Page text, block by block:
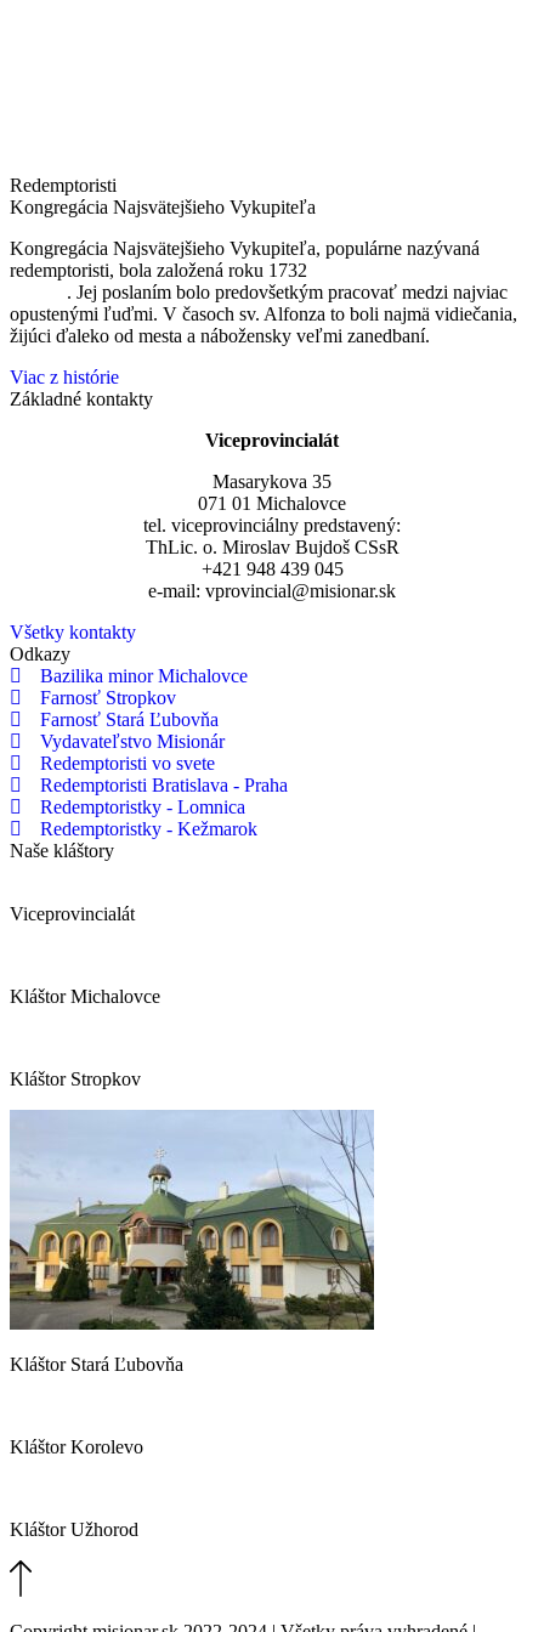
Redemptoristi
Kongregácia Najsvätejšieho Vykupiteľa
Kongregácia Najsvätejšieho Vykupiteľa, populárne nazývaná
redemptoristi, bola založená roku 1732
. Jej poslaním bolo predovšetkým pracovať medzi najviac
opustenými ľuďmi. V časoch sv. Alfonza to boli najmä vidiečania,
žijúci ďaleko od mesta a nábožensky veľmi zanedbaní.
Viac z histórie
Základné kontakty
Viceprovincialát
Masarykova 35
071 01 Michalovce
tel. viceprovinciálny predstavený:
ThLic. o. Miroslav Bujdoš CSsR
+421 948 439 045
e-mail: vprovincial@misionar.sk
Všetky kontakty
Odkazy
Bazilika minor Michalovce
Farnosť Stropkov
Farnosť Stará Ľubovňa
Vydavateľstvo Misionár
Redemptoristi vo svete
Redemptoristi Bratislava - Praha
Redemptoristky - Lomnica
Redemptoristky - Kežmarok
Naše kláštory
Viceprovincialát
Kláštor Michalovce
Kláštor Stropkov
Kláštor Stará Ľubovňa
Kláštor Korolevo
Kláštor Užhorod